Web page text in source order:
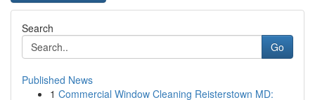
Search
Go
Published News
1 Commercial Window Cleaning Reisterstown MD: